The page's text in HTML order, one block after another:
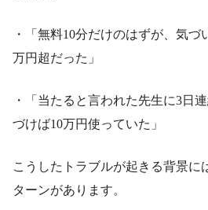
・「無料10分だけのはずが、気づ
万円超だった」
・「当たると言われた先生に3日
づけば10万円使っていた」
こうしたトラブルが起きる背景に
ターンがあります。